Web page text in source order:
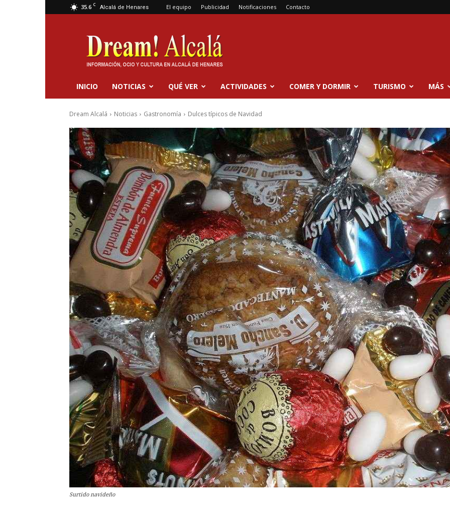
35.6 C Alcalá de Henares El equipo Publicidad Notificaciones Contacto
Dream
Alcalá
INICIO NOTICIAS QUÉ VER ACTIVIDADES COMER Y DORMIR TURISMO MÁS
Dream Alcalá Noticias Gastronomía Dulces típicos de Navidad
Surtido navideño